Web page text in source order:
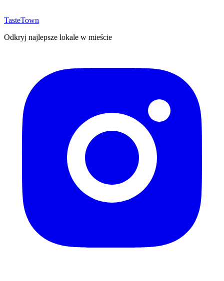
TasteTown
Odkryj najlepsze lokale w mieście